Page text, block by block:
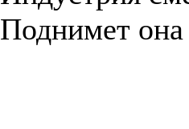
Поднимет она